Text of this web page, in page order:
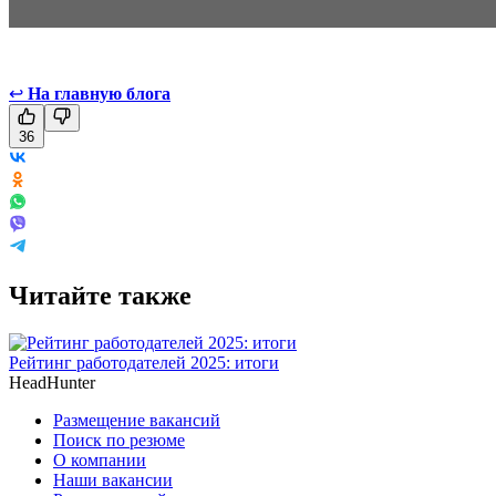
↩ На главную блога
36
Читайте также
Рейтинг работодателей 2025: итоги
HeadHunter
Размещение вакансий
Поиск по резюме
О компании
Наши вакансии